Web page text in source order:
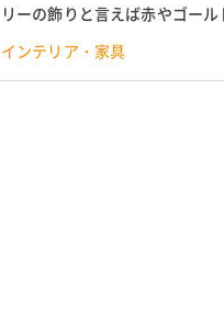
リーの飾りと言えば赤やゴー
つ。 ピンク好きの人はもちろ
インテリア・家具